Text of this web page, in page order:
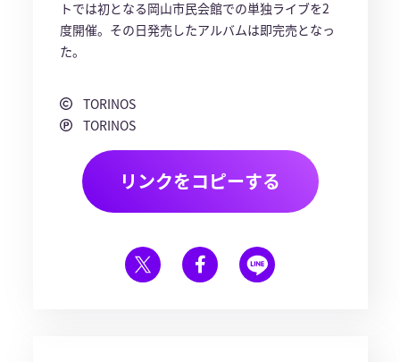
トでは初となる岡山市民会館での単独ライブを2
度開催。その日発売したアルバムは即完売となっ
た。
TORINOS
TORINOS
リンクをコピーする